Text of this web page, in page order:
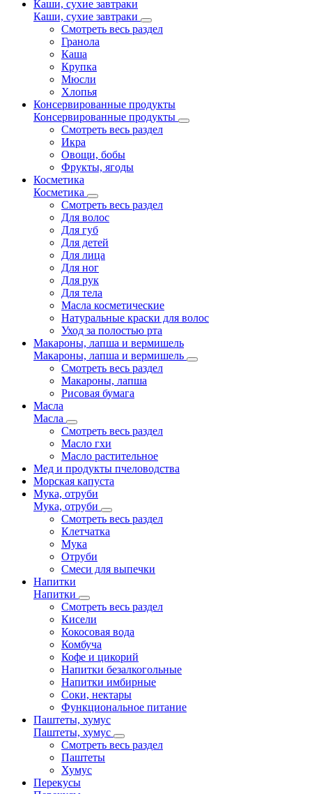
Каши, сухие завтраки
Каши, сухие завтраки
Смотреть весь раздел
Гранола
Каша
Крупка
Мюсли
Хлопья
Консервированные продукты
Консервированные продукты
Смотреть весь раздел
Икра
Овощи, бобы
Фрукты, ягоды
Косметика
Косметика
Смотреть весь раздел
Для волос
Для губ
Для детей
Для лица
Для ног
Для рук
Для тела
Масла косметические
Натуральные краски для волос
Уход за полостью рта
Макароны, лапша и вермишель
Макароны, лапша и вермишель
Смотреть весь раздел
Макароны, лапша
Рисовая бумага
Масла
Масла
Смотреть весь раздел
Масло гхи
Масло растительное
Мед и продукты пчеловодства
Морская капуста
Мука, отруби
Мука, отруби
Смотреть весь раздел
Клетчатка
Мука
Отруби
Смеси для выпечки
Напитки
Напитки
Смотреть весь раздел
Кисели
Кокосовая вода
Комбуча
Кофе и цикорий
Напитки безалкогольные
Напитки имбирные
Соки, нектары
Функциональное питание
Паштеты, хумус
Паштеты, хумус
Смотреть весь раздел
Паштеты
Хумус
Перекусы